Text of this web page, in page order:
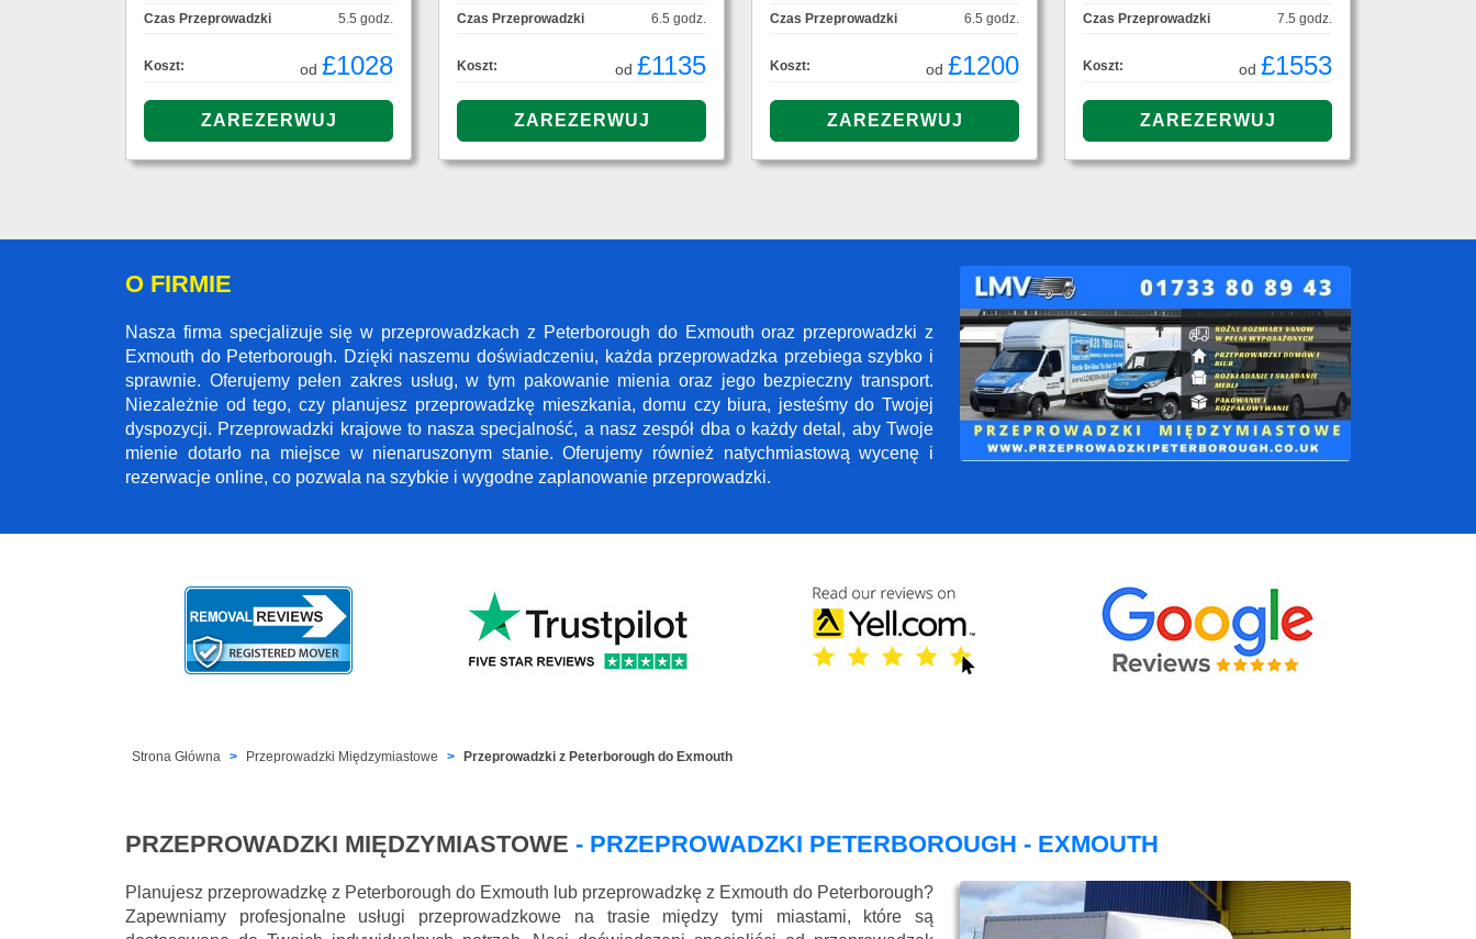
Czas Przeprowadzki
5.5 godz.
Koszt: od £1028
Czas Przeprowadzki
6.5 godz.
Koszt: od £1135
Czas Przeprowadzki
6.5 godz.
Koszt: od £1200
Czas Przeprowadzki
7.5 godz.
Koszt: od £1553
O FIRMIE
Nasza firma specjalizuje się w przeprowadzkach z Peterborough do Exmouth oraz przeprowadzki z
Exmouth do Peterborough. Dzięki naszemu doświadczeniu, każda przeprowadzka przebiega szybko i
sprawnie. Oferujemy pełen zakres usług, w tym pakowanie mienia oraz jego bezpieczny transport.
Niezależnie od tego, czy planujesz przeprowadzkę mieszkania, domu czy biura, jesteśmy do Twojej
dyspozycji. Przeprowadzki krajowe to nasza specjalność, a nasz zespół dba o każdy detal, aby Twoje
mienie dotarło na miejsce w nienaruszonym stanie. Oferujemy również natychmiastową wycenę i
rezerwacje online, co pozwala na szybkie i wygodne zaplanowanie przeprowadzki.
Strona Główna Przeprowadzki Międzymiastowe Przeprowadzki z Peterborough do Exmouth
PRZEPROWADZKI MIĘDZYMIASTOWE - PRZEPROWADZKI PETERBOROUGH - EXMOUTH
Planujesz przeprowadzkę z Peterborough do Exmouth lub przeprowadzkę z Exmouth do Peterborough?
Zapewniamy profesjonalne usługi przeprowadzkowe na trasie między tymi miastami, które są